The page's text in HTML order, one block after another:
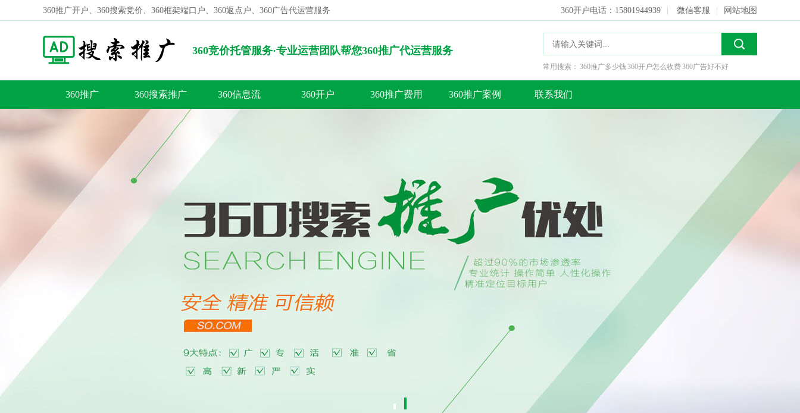
360推广开户、360搜索竞价、360框架端口户、360返点户、360广告代运营服务 360开户电话：15801944939 微信客服 网站地图
360竞价托管服务·专业运营团队帮您360推广代运营服务
搜索
常用搜索： 360推广多少钱360开户怎么收费360广告好不好
360推广 360搜索推广 360信息流 360开户 360推广费用 360推广案例 联系我们
巧建议总结!